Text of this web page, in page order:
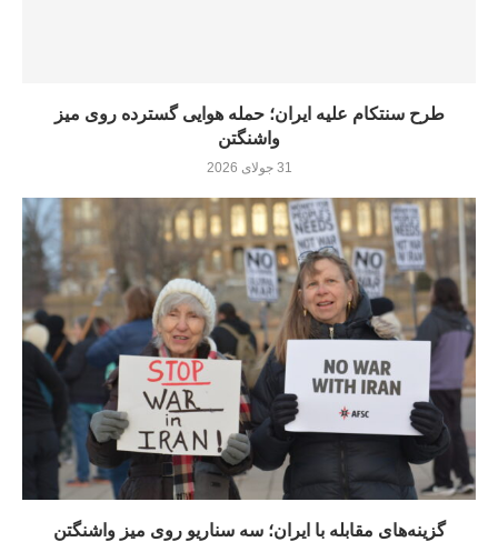
طرح سنتکام علیه ایران؛ حمله هوایی گسترده روی میز
واشنگتن
31 جولای 2026
گزینه‌های مقابله با ایران؛ سه سناریو روی میز واشنگتن